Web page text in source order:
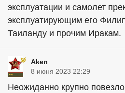
эксплуатации и самолет
эксплуатирующим его
Таиланду и прочим Иракам.
Aken
8 июня 2023 22:29
Неожиданно крупно